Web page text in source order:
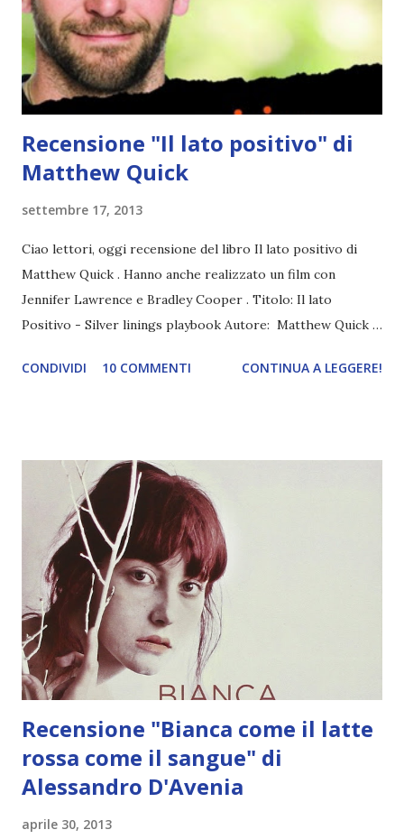
parla con un uomo il viso di Amy assume la sfumatura dei
gerani rossi in primavera e la sua bocca farfuglia frasi
insensate. Il suo sogno di vivere u...
Recensione "Il lato positivo" di
Matthew Quick
settembre 17, 2013
Ciao lettori, oggi recensione del libro Il lato positivo di
Matthew Quick . Hanno anche realizzato un film con
Jennifer Lawrence e Bradley Cooper . Titolo: Il lato
Positivo - Silver linings playbook Autore: Matthew Quick
Peoples è convinto che la sua vita sia un film prodotto da
Pat durante il periodo nel 'postaccio', la clinica psichiatrica
dove ha trascorso un tempo che non ricorda, ma che deve
essere stato piuttosto lungo... Infatti, ora che è tornato a
casa, molte cose sembrano cambiate: i suoi vecchi amici
sono tutti sposati, gli Eagles di Philadelphia hanno un
nuovo stadio ma, soprattutto, nessuno gli parla più di Nikki,
e anche le foto del loro matrimonio sono scomparse dal
salotto. Dov'è finita Nikki? Come poterla contattare,
chiedere...
CONDIVIDI 10 COMMENTI CONTINUA A LEGGERE!
Recensione "Bianca come il latte
rossa come il sangue" di
Alessandro D'Avenia
aprile 30, 2013